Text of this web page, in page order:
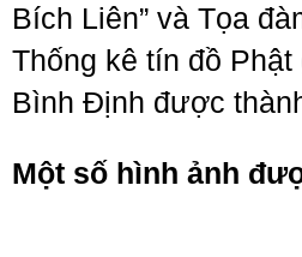
Bích Liên” và Tọa
Thống kê tín đồ Phật
Bình Định được
Một số hình ảnh